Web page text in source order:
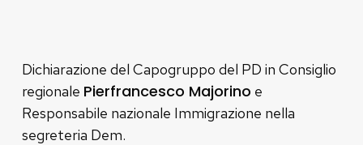
Dichiarazione del Capogruppo del PD in Consiglio
regionale Pierfrancesco Majorino e
Responsabile nazionale Immigrazione nella
segreteria Dem.